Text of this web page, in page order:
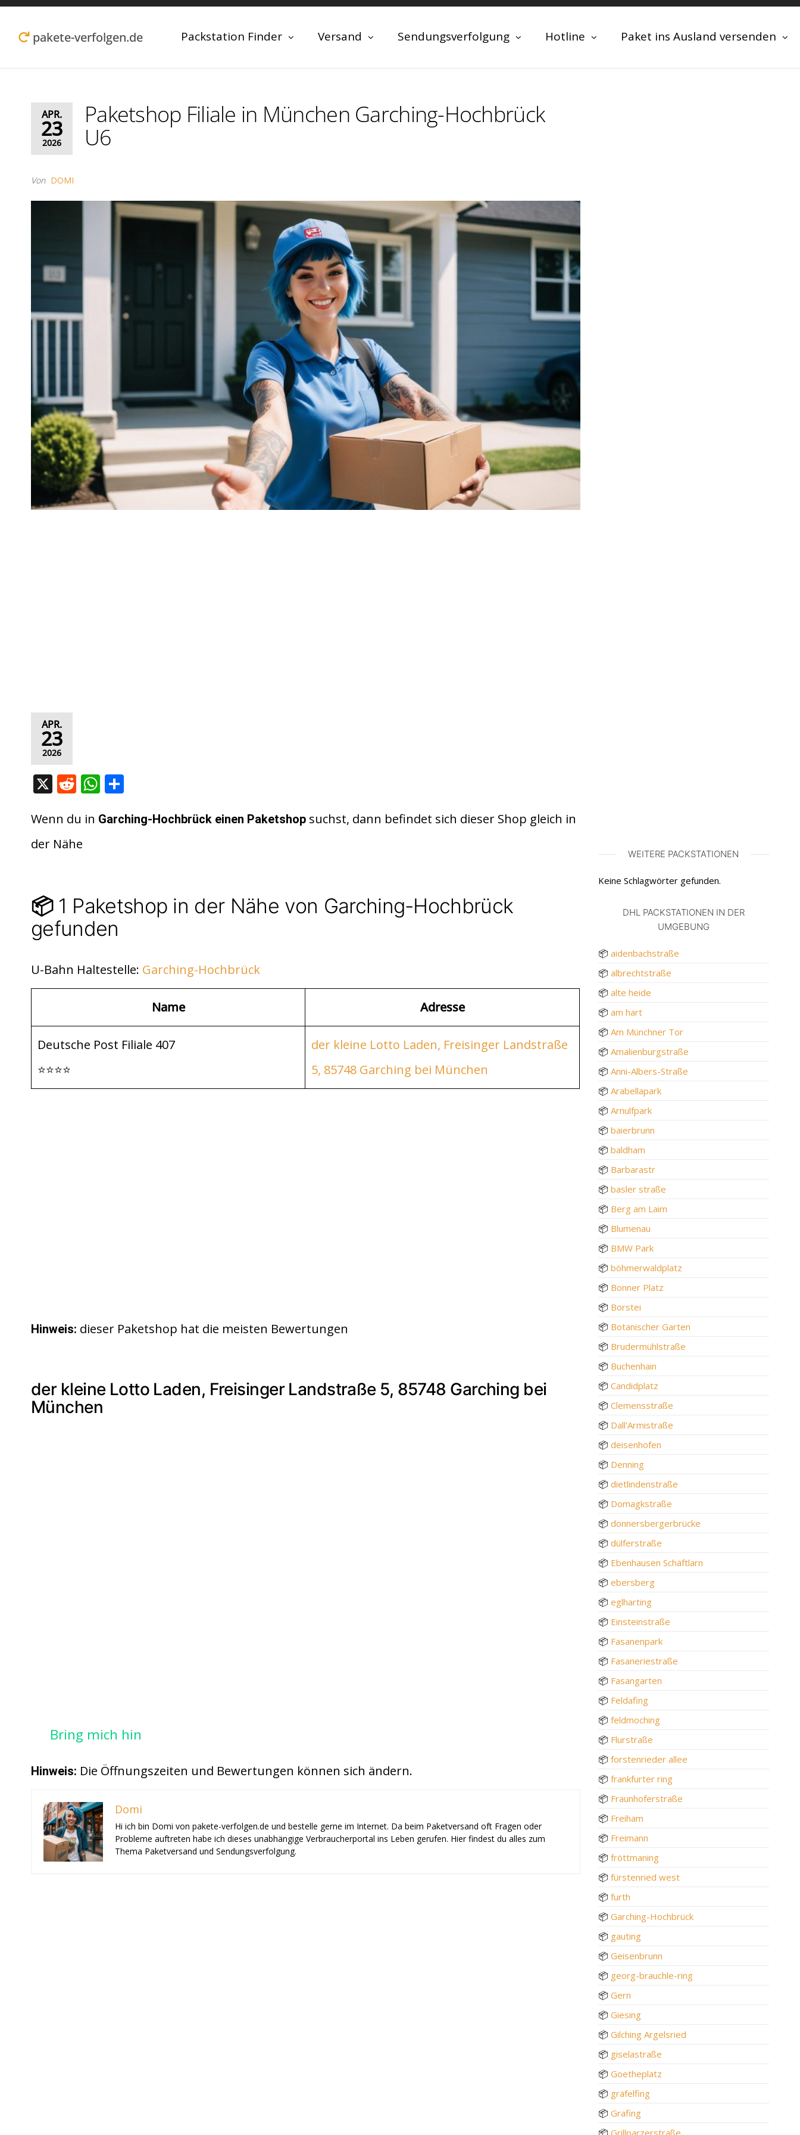
Zum
Inhalt pakete-verfolgen.de Packstation Finder Versand Sendungsverfolgung Hotline Paket ins Ausland versenden
APR.
23
2026
Paketshop Filiale in München Garching-Hochbrück
U6
Von DOMI
APR.
23
2026
X R
d
di
W
at
p
le
Wenn du in Garching-Hochbrück einen Paketshop suchst, dann befindet sich dieser Shop gleich in
der Nähe
📦1 Paketshop in der Nähe von Garching-Hochbrück
gefunden
U-Bahn Haltestelle: Garching-Hochbrück
Name Adresse
Deutsche Post Filiale 407
⭐⭐⭐⭐
der kleine Lotto Laden, Freisinger Landstraße
5, 85748 Garching bei München
Hinweis: dieser Paketshop hat die meisten Bewertungen
der kleine Lotto Laden, Freisinger Landstraße 5, 85748 Garching bei
München
Bring mich hin
Hinweis: Die Öffnungszeiten und Bewertungen können sich ändern.
Domi
Hi ich bin Domi von pakete-verfolgen.de und bestelle gerne im Internet. Da beim Paketversand oft Fragen oder
Probleme auftreten habe ich dieses unabhängige Verbraucherportal ins Leben gerufen. Hier findest du alles zum
Thema Paketversand und Sendungsverfolgung.
WEITERE PACKSTATIONEN
Keine Schlagwörter gefunden.
DHL PACKSTATIONEN IN DER
UMGEBUNG
📦 aidenbachstraße
📦 albrechtstraße
📦 alte heide
📦 am hart
📦 Am Münchner Tor
📦 Amalienburgstraße
📦 Anni-Albers-Straße
📦 Arabellapark
📦 Arnulfpark
📦 baierbrunn
📦 baldham
📦 Barbarastr
📦 basler straße
📦 Berg am Laim
📦 Blumenau
📦 BMW Park
📦 böhmerwaldplatz
📦 Bonner Platz
📦 Borstei
📦 Botanischer Garten
📦 Brudermühlstraße
📦 Buchenhain
📦 Candidplatz
📦 Clemensstraße
📦 Dall'Armistraße
📦 deisenhofen
📦 Denning
📦 dietlindenstraße
📦 Domagkstraße
📦 donnersbergerbrücke
📦 dülferstraße
📦 Ebenhausen Schäftlarn
📦 ebersberg
📦 eglharting
📦 Einsteinstraße
📦 Fasanenpark
📦 Fasaneriestraße
📦 Fasangarten
📦 Feldafing
📦 feldmoching
📦 Flurstraße
📦 forstenrieder allee
📦 frankfurter ring
📦 Fraunhoferstraße
📦 Freiham
📦 Freimann
📦 fröttmaning
📦 fürstenried west
📦 furth
📦 Garching-Hochbrück
📦 gauting
📦 Geisenbrunn
📦 georg-brauchle-ring
📦 Gern
📦 Giesing
📦 Gilching Argelsried
📦 giselastraße
📦 Goetheplatz
📦 gräfelfing
📦 Grafing
📦 Grillparzerstraße